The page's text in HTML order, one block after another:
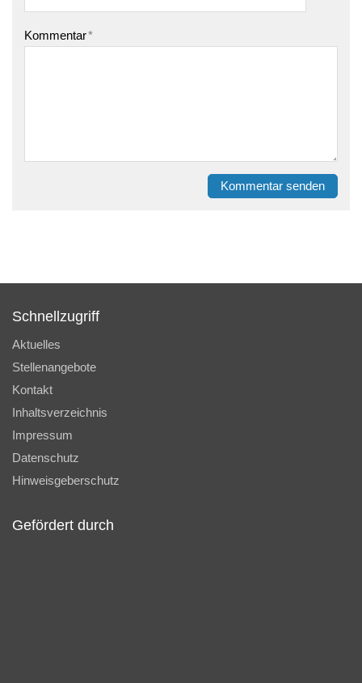
Kommentar*
Kommentar senden
Schnellzugriff
Aktuelles
Stellenangebote
Kontakt
Inhaltsverzeichnis
Impressum
Datenschutz
Hinweisgeberschutz
Gefördert durch